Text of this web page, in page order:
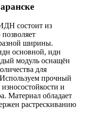
состоит из
ширины.
основной, идн
модуль оснащён
для
прочный
и
Материал обладает
растрескиванию